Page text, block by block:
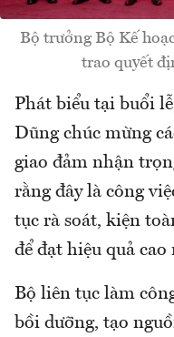
Bộ trưởng Bộ Kế
trao quyết
Phát biểu tại buổi
Dũng chúc mừng
giao đảm nhận
rằng đây là công
tục rà soát, kiện
để đạt hiệu quả cao
Bộ liên tục làm
bồi dưỡng, tạo